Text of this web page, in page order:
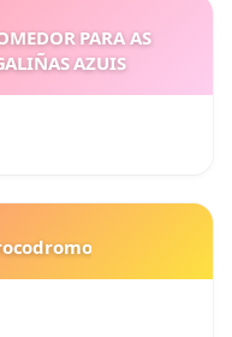
PARA AS
AZUIS